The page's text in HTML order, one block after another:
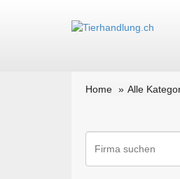
Home Alle